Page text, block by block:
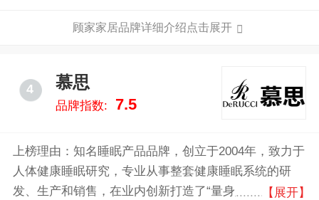
康、舒适、环保的客厅及卧室家居产品。
顾家家居品牌详细介绍点击展开
4 慕思
品牌指数: 7.5
上榜理由：知名睡眠产品品牌，创立于2004年，致力于
人体健康睡眠研究，专业从事整套健康睡眠系统的研
发、生产和销售，在业内创新打造了“量身定制个人专
【展开】